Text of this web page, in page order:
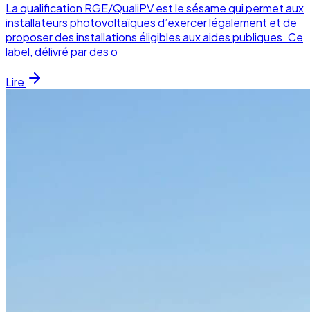
La qualification RGE/QualiPV est le sésame qui permet aux
installateurs photovoltaïques d’exercer légalement et de
proposer des installations éligibles aux aides publiques. Ce
label, délivré par des o
Lire